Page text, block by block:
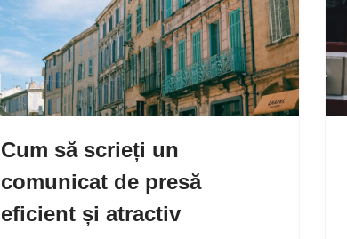
Cum să scrieți un
comunicat de presă
eficient și atractiv